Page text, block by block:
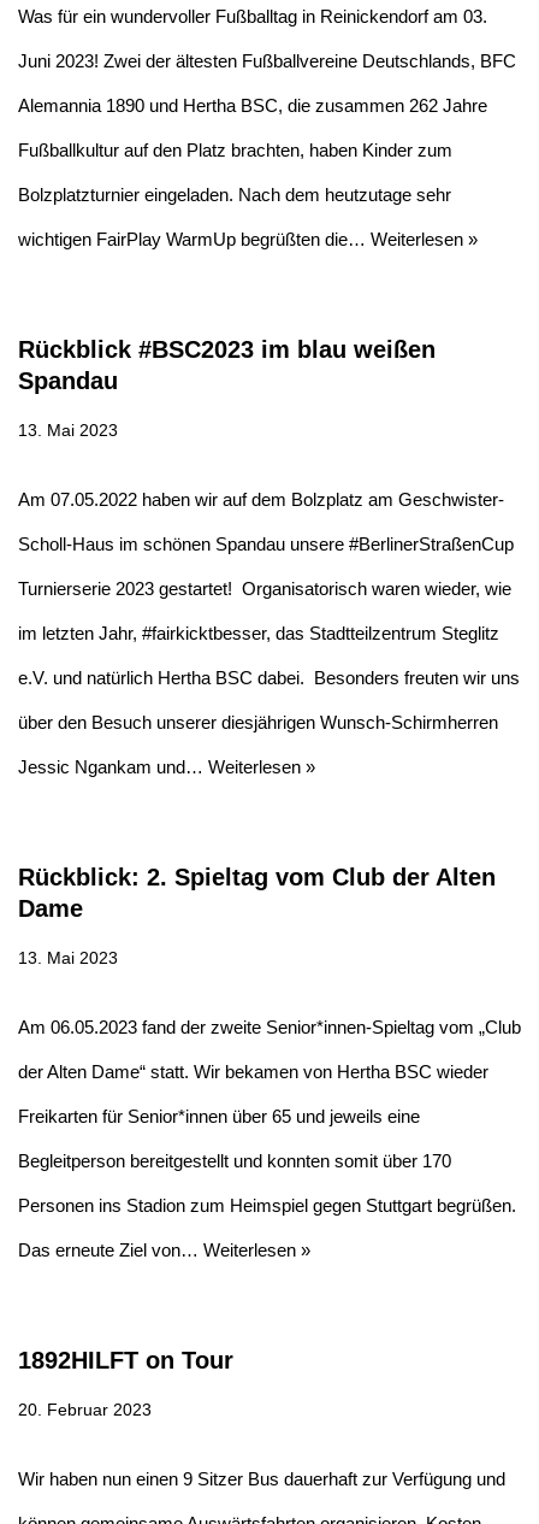
Was für ein wundervoller Fußballtag in Reinickendorf am 03.
Juni 2023! Zwei der ältesten Fußballvereine Deutschlands, BFC
Alemannia 1890 und Hertha BSC, die zusammen 262 Jahre
Fußballkultur auf den Platz brachten, haben Kinder zum
Bolzplatzturnier eingeladen. Nach dem heutzutage sehr
wichtigen FairPlay WarmUp begrüßten die… Weiterlesen »
Rückblick #BSC2023 im blau weißen
Spandau
13. Mai 2023
Am 07.05.2022 haben wir auf dem Bolzplatz am Geschwister-
Scholl-Haus im schönen Spandau unsere #BerlinerStraßenCup
Turnierserie 2023 gestartet! Organisatorisch waren wieder, wie
im letzten Jahr, #fairkicktbesser, das Stadtteilzentrum Steglitz
e.V. und natürlich Hertha BSC dabei. Besonders freuten wir uns
über den Besuch unserer diesjährigen Wunsch-Schirmherren
Jessic Ngankam und… Weiterlesen »
Rückblick: 2. Spieltag vom Club der Alten
Dame
13. Mai 2023
Am 06.05.2023 fand der zweite Senior*innen-Spieltag vom „Club
der Alten Dame“ statt. Wir bekamen von Hertha BSC wieder
Freikarten für Senior*innen über 65 und jeweils eine
Begleitperson bereitgestellt und konnten somit über 170
Personen ins Stadion zum Heimspiel gegen Stuttgart begrüßen.
Das erneute Ziel von… Weiterlesen »
1892HILFT on Tour
20. Februar 2023
Wir haben nun einen 9 Sitzer Bus dauerhaft zur Verfügung und